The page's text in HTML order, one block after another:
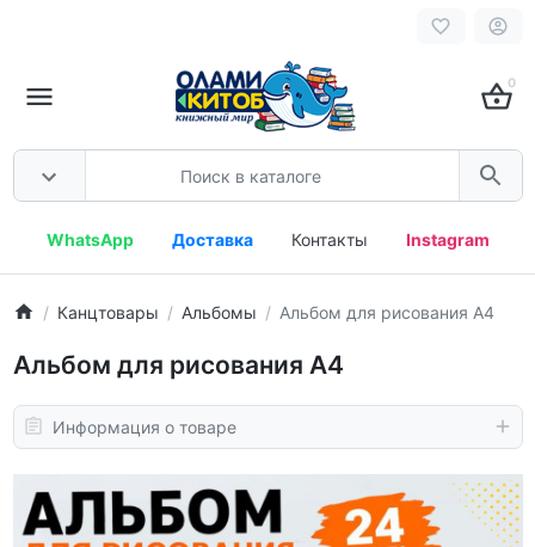
0
WhatsApp Доставка Контакты Instagram
Канцтовары Альбомы Альбом для рисования A4
Альбом для рисования A4
Информация о товаре